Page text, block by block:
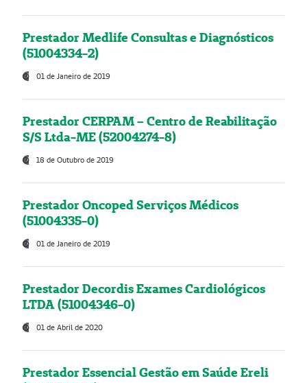
Prestador Medlife Consultas e Diagnósticos
(51004334-2)
01 de Janeiro de 2019
Prestador CERPAM – Centro de Reabilitação
S/S Ltda-ME (52004274-8)
18 de Outubro de 2019
Prestador Oncoped Serviços Médicos
(51004335-0)
01 de Janeiro de 2019
Prestador Decordis Exames Cardiológicos
LTDA (51004346-0)
01 de Abril de 2020
Prestador Essencial Gestão em Saúde Ereli